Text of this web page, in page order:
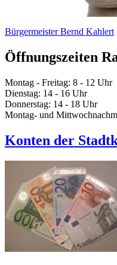
Bürgermeister Bernd Kahlert
Öffnungszeiten
Montag - Freitag: 8 - 12 Uhr
Dienstag: 14 - 16 Uhr
Donnerstag: 14 - 18 Uhr
Montag- und
Konten der